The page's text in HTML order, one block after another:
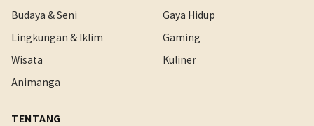
Budaya & Seni
Gaya Hidup
Lingkungan & Iklim
Gaming
Wisata
Kuliner
Animanga
TENTANG